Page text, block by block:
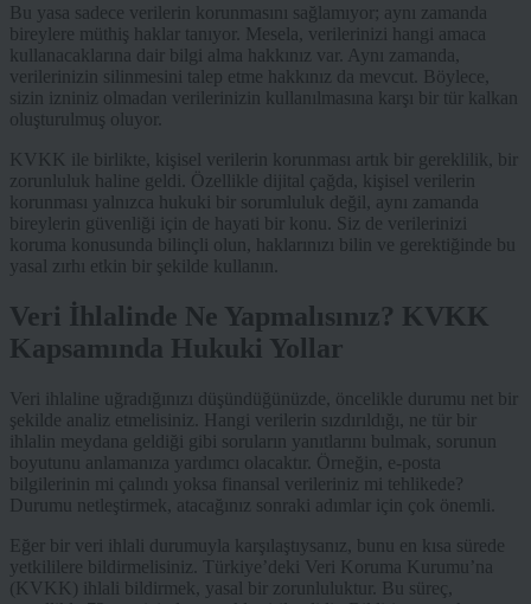
Bu yasa sadece verilerin korunmasını sağlamıyor; aynı zamanda
bireylere müthiş haklar tanıyor. Mesela, verilerinizi hangi amaca
kullanacaklarına dair bilgi alma hakkınız var. Aynı zamanda,
verilerinizin silinmesini talep etme hakkınız da mevcut. Böylece,
sizin izniniz olmadan verilerinizin kullanılmasına karşı bir tür kalkan
oluşturulmuş oluyor.
KVKK ile birlikte, kişisel verilerin korunması artık bir gereklilik, bir
zorunluluk haline geldi. Özellikle dijital çağda, kişisel verilerin
korunması yalnızca hukuki bir sorumluluk değil, aynı zamanda
bireylerin güvenliği için de hayati bir konu. Siz de verilerinizi
koruma konusunda bilinçli olun, haklarınızı bilin ve gerektiğinde bu
yasal zırhı etkin bir şekilde kullanın.
Veri İhlalinde Ne Yapmalısınız? KVKK
Kapsamında Hukuki Yollar
Veri ihlaline uğradığınızı düşündüğünüzde, öncelikle durumu net bir
şekilde analiz etmelisiniz. Hangi verilerin sızdırıldığı, ne tür bir
ihlalin meydana geldiği gibi soruların yanıtlarını bulmak, sorunun
boyutunu anlamanıza yardımcı olacaktır. Örneğin, e-posta
bilgilerinin mi çalındı yoksa finansal verileriniz mi tehlikede?
Durumu netleştirmek, atacağınız sonraki adımlar için çok önemli.
Eğer bir veri ihlali durumuyla karşılaştıysanız, bunu en kısa sürede
yetkililere bildirmelisiniz. Türkiye’deki Veri Koruma Kurumu’na
(KVKK) ihlali bildirmek, yasal bir zorunluluktur. Bu süreç,